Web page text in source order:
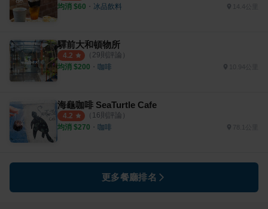
均消 $60 ・ 冰品飲料 14.4公里
驛前大和頓物所
4.2 （ 29則評論）
均消 $200 ・ 咖啡 10.94公里
海龜咖啡 SeaTurtle Cafe
4.2 （ 16則評論）
均消 $270 ・ 咖啡
更多餐廳排名